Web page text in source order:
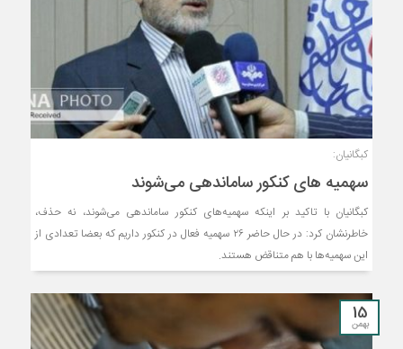
کبگانیان:
سهمیه های کنکور ساماندهی می‌شوند
کبگانیان با تاکید بر اینکه سهمیه‌های کنکور ساماندهی می‌شوند، نه حذف،
خاطرنشان کرد: در حال حاضر ۲۶ سهمیه فعال در کنکور داریم که بعضا تعدادی از
این سهمیه‌ها با هم متناقض هستند.
15
بهمن